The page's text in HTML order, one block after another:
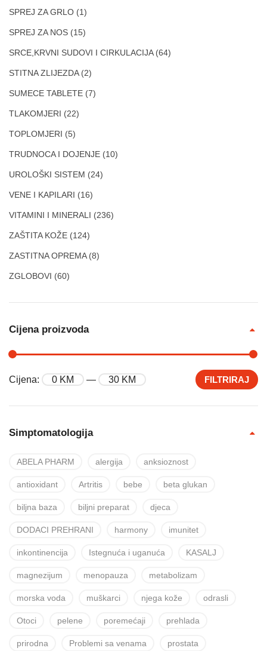
SPREJ ZA GRLO (1)
SPREJ ZA NOS (15)
SRCE,KRVNI SUDOVI I CIRKULACIJA (64)
STITNA ZLIJEZDA (2)
SUMECE TABLETE (7)
TLAKOMJERI (22)
TOPLOMJERI (5)
TRUDNOCA I DOJENJE (10)
UROLOŠKI SISTEM (24)
VENE I KAPILARI (16)
VITAMINI I MINERALI (236)
ZAŠTITA KOŽE (124)
ZASTITNA OPREMA (8)
ZGLOBOVI (60)
Cijena proizvoda
FILTRIRAJ
Cijena: 0 KM — 30 KM
Simptomatologija
ABELA PHARM alergija anksioznost
antioxidant Artritis bebe beta glukan
biljna baza biljni preparat djeca
DODACI PREHRANI harmony imunitet
inkontinencija Istegnuća i uganuća KASALJ
magnezijum menopauza metabolizam
morska voda muškarci njega kože odrasli
Otoci pelene poremećaji prehlada
prirodna Problemi sa venama prostata